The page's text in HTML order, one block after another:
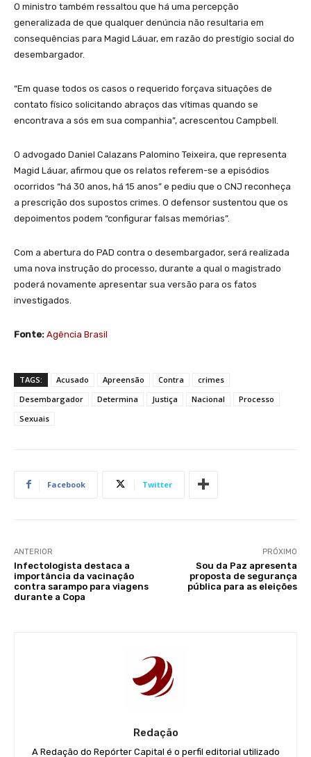
O ministro também ressaltou que há uma percepção
generalizada de que qualquer denúncia não resultaria em
consequências para Magid Láuar, em razão do prestígio social do
desembargador.
“Em quase todos os casos o requerido forçava situações de
contato físico solicitando abraços das vítimas quando se
encontrava a sós em sua companhia”, acrescentou Campbell.
O advogado Daniel Calazans Palomino Teixeira, que representa
Magid Láuar, afirmou que os relatos referem-se a episódios
ocorridos “há 30 anos, há 15 anos” e pediu que o CNJ reconheça
a prescrição dos supostos crimes. O defensor sustentou que os
depoimentos podem “configurar falsas memórias”.
Com a abertura do PAD contra o desembargador, será realizada
uma nova instrução do processo, durante a qual o magistrado
poderá novamente apresentar sua versão para os fatos
investigados.
Fonte: Agência Brasil
TAGS: Acusado Apreensão Contra
crimes
Desembargador
Determina Justiça Nacional
Processo
Sexuais
Facebook Twitter
ANTERIOR
Infectologista destaca a
importância da vacinação
contra sarampo para viagens
durante a Copa
PRÓXIMO
Sou da Paz apresenta
proposta de segurança
pública para as eleições
Redação
A Redação do Repórter Capital é o perfil editorial utilizado